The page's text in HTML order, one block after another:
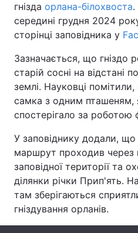
Економіка
Спорт
Техно і зв'язок
Зброя
Здоров'я
Цікавинки
Екологія
Лонгріди
Відео з Youtube
гнізда орлана-білохвоста.
середині грудня 2024
сторінці заповідника у
Зазначається, що гніздо
старій сосні на відстані
землі. Науковці
самка з одним пташеням,
спостерігало за роботою
У заповіднику додали, що
маршрут проходив через
заповідної території та
ділянки річки Прип'ять.
там зберігаються
гніздування орланів.